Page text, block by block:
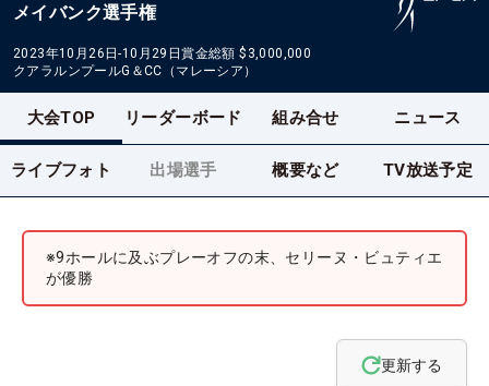
メイバンク選手権
2023年10月26日-10月29日賞金総額 $3,000,000
クアラルンプールG＆CC（マレーシア）
大会TOP リーダーボード 組み合せ ニュース
ライブフォト 出場選手 概要など TV放送予定
※9ホールに及ぶプレーオフの末、セリーヌ・ビュティエ
が優勝
更新する